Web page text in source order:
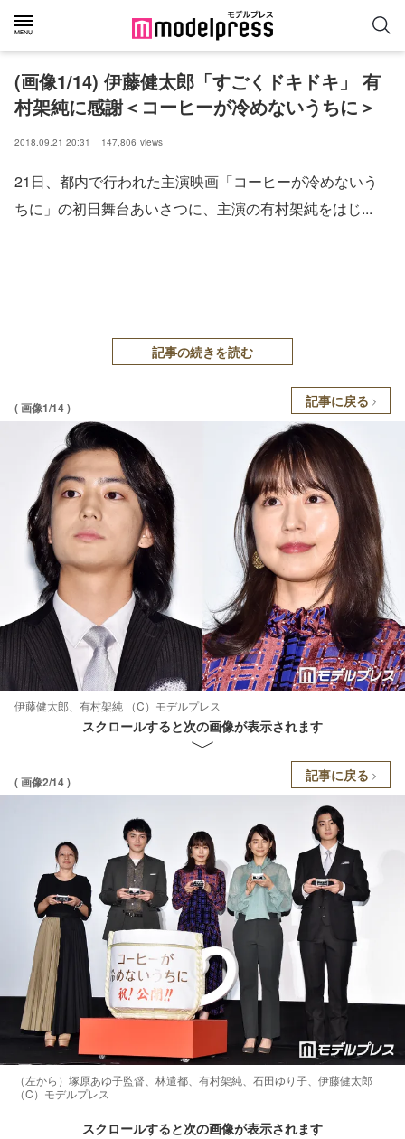
(画像1/14) 伊藤健太郎「すごくドキドキ」 有
村架純に感謝＜コーヒーが冷めないうちに＞
2018.09.21 20:31 147,806 views
21日、都内で行われた主演映画「コーヒーが冷めないう
ちに」の初日舞台あいさつに、主演の有村架純をはじ...
記事の続きを読む
( 画像1/14 ) 記事に戻る
伊藤健太郎、有村架純 （C）モデルプレス
スクロールすると次の画像が表示されます
( 画像2/14 ) 記事に戻る
（左から）塚原あゆ子監督、林遣都、有村架純、石田ゆり子、伊藤健太郎
（C）モデルプレス
スクロールすると次の画像が表示されます